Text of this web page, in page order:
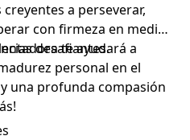
creyentes a perseverar,
con firmeza en medio
desafiantes.
te ayudará a
personal en el
una profunda compasión